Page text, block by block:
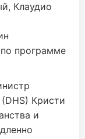
Клаудио
программе
Кристи
и